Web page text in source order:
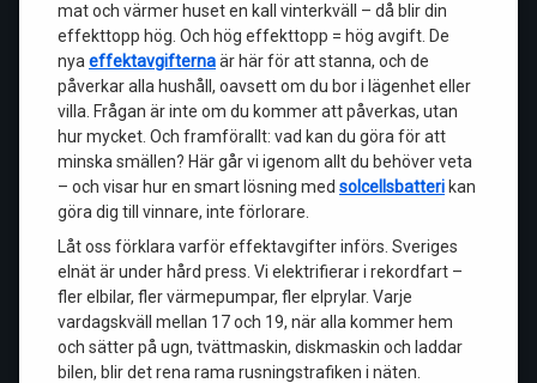
mat och värmer huset en kall vinterkväll – då blir din
effekttopp hög. Och hög effekttopp = hög avgift. De
nya effektavgifternaär här för att stanna, och de
påverkar alla hushåll, oavsett om du bor i lägenhet eller
villa. Frågan är inte om du kommer att påverkas, utan
hur mycket. Och framförallt: vad kan du göra för att
minska smällen? Här går vi igenom allt du behöver veta
– och visar hur en smart lösning med solcellsbatteri kan
göra dig till vinnare, inte förlorare.
Låt oss förklara varför effektavgifter införs. Sveriges
elnät är under hård press. Vi elektrifierar i rekordfart –
fler elbilar, fler värmepumpar, fler elprylar. Varje
vardagskväll mellan 17 och 19, när alla kommer hem
och sätter på ugn, tvättmaskin, diskmaskin och laddar
bilen, blir det rena rama rusningstrafiken i näten.